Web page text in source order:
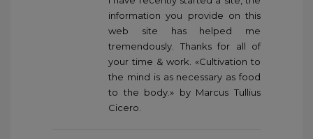
information you provide on this
web site has helped me
tremendously. Thanks for all of
your time & work. «Cultivation to
the mind is as necessary as food
to the body.» by Marcus Tullius
Cicero.